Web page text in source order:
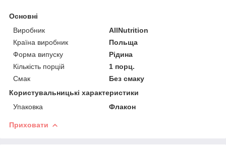
Основні
Виробник
AllNutrition
Країна виробник
Польща
Форма випуску
Рідина
Кількість порцій
1 порц.
Смак
Без смаку
Користувальницькі характеристики
Упаковка
Флакон
Приховати